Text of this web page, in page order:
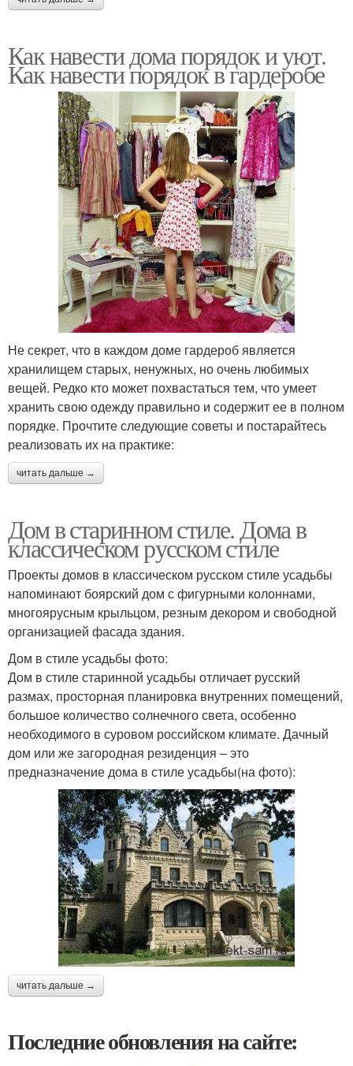
Как навести дома порядок и уют.
Как навести порядок в гардеробе
Не секрет, что в каждом доме гардероб является
хранилищем старых, ненужных, но очень любимых
вещей. Редко кто может похвастаться тем, что умеет
хранить свою одежду правильно и содержит ее в полном
порядке. Прочтите следующие советы и постарайтесь
реализовать их на практике:
читать дальше →
Дом в старинном стиле. Дома в
классическом русском стиле
Проекты домов в классическом русском стиле усадьбы
напоминают боярский дом с фигурными колоннами,
многоярусным крыльцом, резным декором и свободной
организацией фасада здания.
Дом в стиле усадьбы фото:
Дом в стиле старинной усадьбы отличает русский
размах, просторная планировка внутренних помещений,
большое количество солнечного света, особенно
необходимого в суровом российском климате. Дачный
дом или же загородная резиденция – это
предназначение дома в стиле усадьбы(на фото):
читать дальше →
Последние обновления на сайте: